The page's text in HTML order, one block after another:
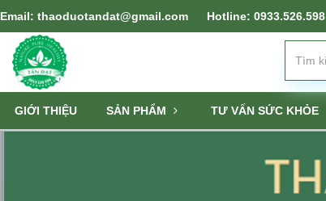
Email: thaoduotandat@gmail.com Hotline: 0933.526.598
GIỚI THIỆU SẢN PHẨM TƯ VẤN SỨC KHỎE